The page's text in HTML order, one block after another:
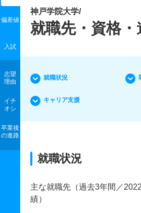
偏差値
入試
志望
理由
イチ
オシ
卒業後
の進路
神戸学院大学/
就職先・資格・
就職状況
キャリア支援
就職状況
主な就職先（過去3年間／
績）